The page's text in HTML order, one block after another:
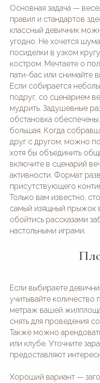
Основная задача —
правил и стандартов
классный девичник
угодно. Не хочется
посиделки в узком
костром. Мечтаете о
пати-бас или снимайте
Если собирается
подруг, со сценарием
мудрить. Задушевные
обстановка
большая. Когда
друг с другом, можно
хотя бы объединить
включите в сценарий
активности. Формат
присутствующего
Только вам известно,
самый изящный прыжок
обойтись рассказами
настольными играми.
Если выбираете
учитывайте количество
метраж вашей
снять для проведения
Также можно
или клубе. Уточните
предоставляют
Хороший вариант —